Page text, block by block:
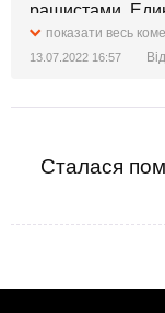
рашистами.
полная
Украине.
показати весь
13.07.2022 16:57
Сталася